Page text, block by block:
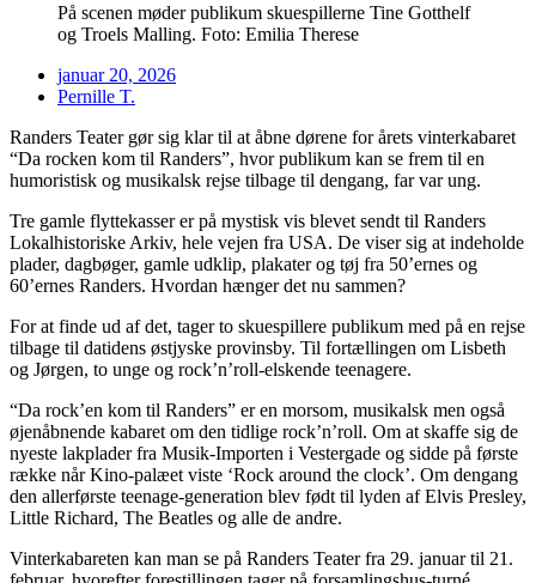
På scenen møder publikum skuespillerne Tine Gotthelf
og Troels Malling. Foto: Emilia Therese
januar 20, 2026
Pernille T.
Randers Teater gør sig klar til at åbne dørene for årets vinterkabaret
“Da rocken kom til Randers”, hvor publikum kan se frem til en
humoristisk og musikalsk rejse tilbage til dengang, far var ung.
Tre gamle flyttekasser er på mystisk vis blevet sendt til Randers
Lokalhistoriske Arkiv, hele vejen fra USA. De viser sig at indeholde
plader, dagbøger, gamle udklip, plakater og tøj fra 50’ernes og
60’ernes Randers. Hvordan hænger det nu sammen?
For at finde ud af det, tager to skuespillere publikum med på en rejse
tilbage til datidens østjyske provinsby. Til fortællingen om Lisbeth
og Jørgen, to unge og rock’n’roll-elskende teenagere.
“Da rock’en kom til Randers” er en morsom, musikalsk men også
øjenåbnende kabaret om den tidlige rock’n’roll. Om at skaffe sig de
nyeste lakplader fra Musik-Importen i Vestergade og sidde på første
række når Kino-palæet viste ‘Rock around the clock’. Om dengang
den allerførste teenage-generation blev født til lyden af Elvis Presley,
Little Richard, The Beatles og alle de andre.
Vinterkabareten kan man se på Randers Teater fra 29. januar til 21.